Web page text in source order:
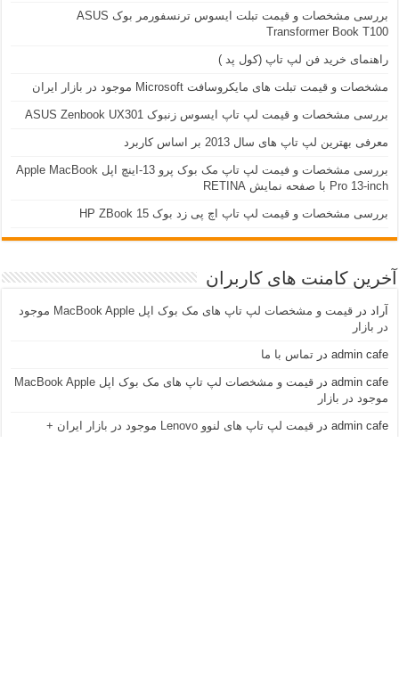
بررسی مشخصات و قیمت تبلت ایسوس ترنسفورمر بوک ASUS
Transformer Book T100
راهنمای خرید فن لپ تاپ (کول پد )
مشخصات و قیمت تبلت های مایکروسافت Microsoft موجود در بازار ایران
بررسی مشخصات و قیمت لپ تاپ ایسوس زنبوک ASUS Zenbook UX301
معرفی بهترین لپ تاپ های سال 2013 بر اساس کاربرد
بررسی مشخصات و فیمت لپ تاپ مک بوک پرو 13-اینچ اپل Apple MacBook
Pro 13-inch با صفحه نمایش RETINA
بررسی مشخصات و قیمت لپ تاپ اچ پی زد بوک 15 HP ZBook
آخرین کامنت های کاربران
آراد در
قیمت و مشخصات لپ تاپ های مک بوک اپل MacBook Apple موجود
در بازار
admin cafe درتماس با ما
admin cafe در
قیمت و مشخصات لپ تاپ های مک بوک اپل MacBook Apple
موجود در بازار
admin cafe در
قیمت لپ تاپ های لنوو Lenovo موجود در بازار ایران +